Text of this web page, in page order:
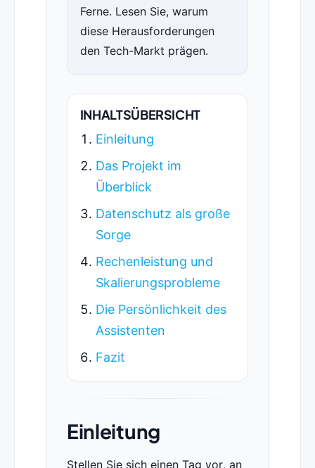
Ferne. Lesen Sie, warum
diese Herausforderungen
den Tech-Markt prägen.
INHALTSÜBERSICHT
Einleitung
Das Projekt im
Überblick
Datenschutz als große
Sorge
Rechenleistung und
Skalierungsprobleme
Die Persönlichkeit des
Assistenten
Fazit
Einleitung
Stellen Sie sich einen Tag vor, an